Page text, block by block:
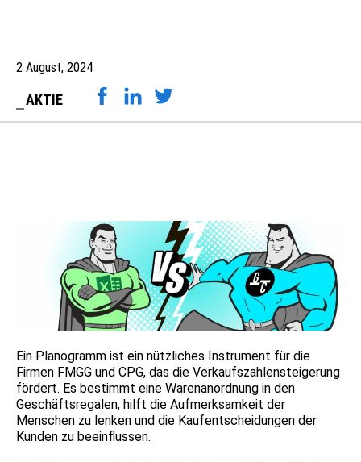
2 August, 2024
AKTIE
Ein Planogramm ist ein nützliches Instrument für die
Firmen FMGG und CPG, das die Verkaufszahlensteigerung
fördert. Es bestimmt eine Warenanordnung in den
Geschäftsregalen, hilft die Aufmerksamkeit der
Menschen zu lenken und die Kaufentscheidungen der
Kunden zu beeinflussen.